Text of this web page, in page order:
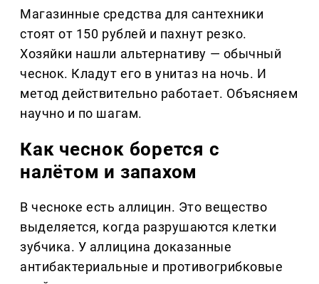
Магазинные средства для сантехники
стоят от 150 рублей и пахнут резко.
Хозяйки нашли альтернативу — обычный
чеснок. Кладут его в унитаз на ночь. И
метод действительно работает. Объясняем
научно и по шагам.
Как чеснок борется с
налётом и запахом
В чесноке есть аллицин. Это вещество
выделяется, когда разрушаются клетки
зубчика. У аллицина доказанные
антибактериальные и противогрибковые